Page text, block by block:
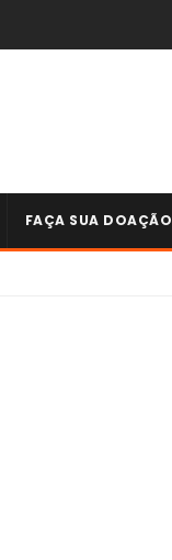
FAÇA SUA DOAÇÃO